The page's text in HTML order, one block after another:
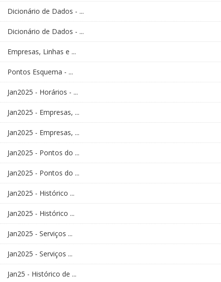
Dicionário de Dados - ...
Dicionário de Dados - ...
Empresas, Linhas e ...
Pontos Esquema - ...
Jan2025 - Horários - ...
Jan2025 - Empresas, ...
Jan2025 - Empresas, ...
Jan2025 - Pontos do ...
Jan2025 - Pontos do ...
Jan2025 - Histórico ...
Jan2025 - Histórico ...
Jan2025 - Serviços ...
Jan2025 - Serviços ...
Jan25 - Histórico de ...